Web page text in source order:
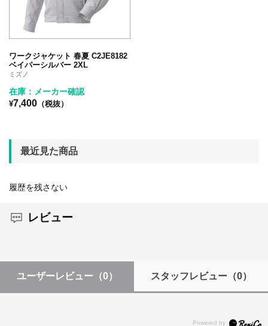
ワークジャケット 春夏 C2JE8182
ベイパーシルバー 2XL
ミズノ
在庫：メーカー確認
¥7,400 （税抜）
最近見た商品
履歴を残さない
レビュー
ユーザーレビュー （0） スタッフレビュー（0）